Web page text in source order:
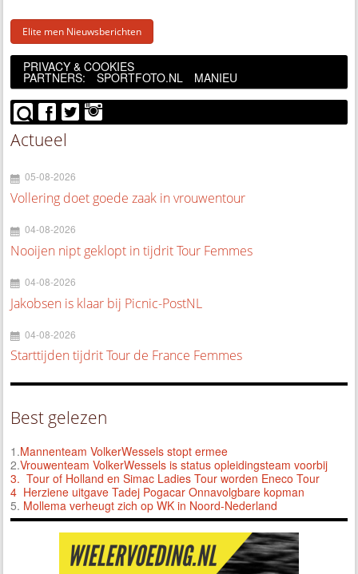
Elite men Nieuwsberichten
PRIVACY & COOKIES
PARTNERS: SPORTFOTO.NL MANIEU
Actueel
05-08-2026
Vollering doet goede zaak in vrouwentour
04-08-2026
Nooijen nipt geklopt in tijdrit Tour Femmes
04-08-2026
Jakobsen is klaar bij Picnic-PostNL
04-08-2026
Starttijden tijdrit Tour de France Femmes
Best gelezen
1.Mannenteam VolkerWessels stopt ermee
2.Vrouwenteam VolkerWessels is status opleidingsteam voorbij
3. Tour of Holland en Simac Ladies Tour worden Eneco Tour
4 Herziene uitgave Tadej Pogacar Onnavolgbare kopman
5. Mollema verheugt zich op WK in Noord-Nederland